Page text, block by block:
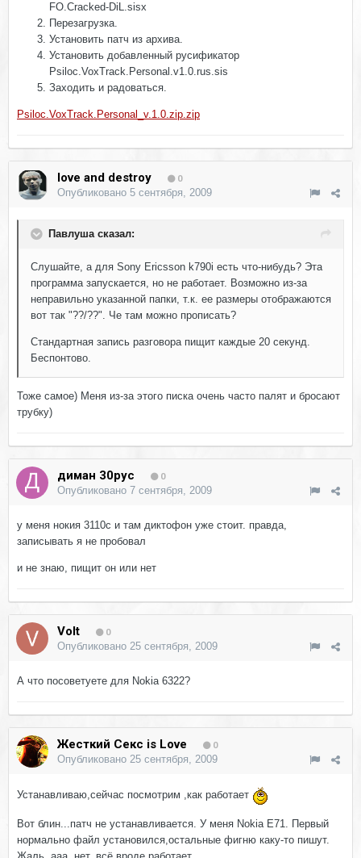
FO.Cracked-DiL.sisx
Перезагрузка.
Установить патч из архива.
Установить добавленный русификатор
Psiloc.VoxTrack.Personal.v1.0.rus.sis
Заходить и радоваться.
Psiloc.VoxTrack.Personal_v.1.0.zip.zip
love and destroy 0
Опубликовано 5 сентября, 2009
Павлуша сказал:
Слушайте, а для Sony Ericsson k790i есть что-нибудь? Эта
программа запускается, но не работает. Возможно из-за
неправильно указанной папки, т.к. ее размеры отображаются
вот так "??/??". Че там можно прописать?
Стандартная запись разговора пищит каждые 20 секунд.
Беспонтово.
Тоже самое) Меня из-за этого писка очень часто палят и бросают
трубку)
диман 30рус 0
Опубликовано 7 сентября, 2009
у меня нокия 3110с и там диктофон уже стоит. правда,
записывать я не пробовал
и не знаю, пищит он или нет
Volt 0
Опубликовано 25 сентября, 2009
А что посоветуете для Nokia 6322?
Жесткий Секс is Love 0
Опубликовано 25 сентября, 2009
Устанавливаю,сейчас посмотрим ,как работает
Вот блин...патч не устанавливается. У меня Nokia E71. Первый
нормально файл установился,остальные фигню каку-то пишут.